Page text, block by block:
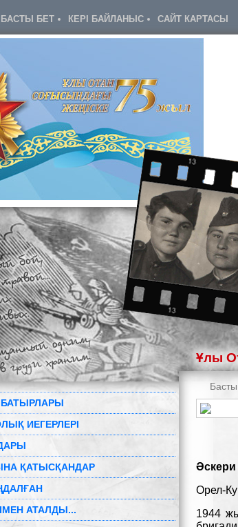
БАСТЫ БЕТ КЕРІ БАЙЛАНЫС САЙТ КАРТАСЫ
Ұлы
ИЕГЕРЛЕРІ
ҚАТЫСҚАНДАР
АТАЛДЫ...
Басты
Әскери
Орел-
1944